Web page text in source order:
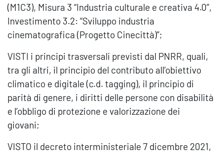
(M1C3), Misura 3 “Industria culturale e creativa 4.0”,
Investimento 3.2: “Sviluppo industria
cinematografica (Progetto Cinecittà)”;
VISTI i principi trasversali previsti dal PNRR, quali,
tra gli altri, il principio del contributo all’obiettivo
climatico e digitale (c.d. tagging), il principio di
parità di genere, i diritti delle persone con disabilità
e l’obbligo di protezione e valorizzazione dei
giovani;
VISTO il decreto interministeriale 7 dicembre 2021,